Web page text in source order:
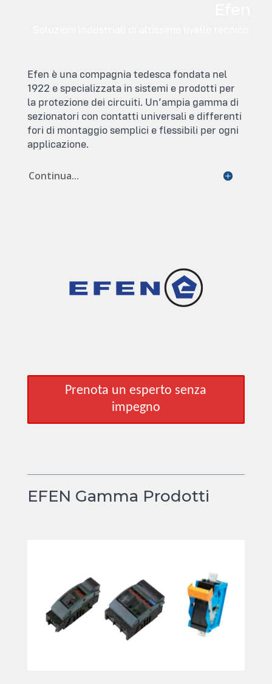
Efen è una compagnia tedesca fondata nel
1922 e specializzata in sistemi e prodotti per
la protezione dei circuiti. Un’ampia gamma di
sezionatori con contatti universali e differenti
fori di montaggio semplici e flessibili per ogni
applicazione.
Continua...
Button
Prenota un esperto senza
impegno
EFEN Gamma Prodotti